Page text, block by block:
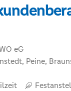
eG
Peine,